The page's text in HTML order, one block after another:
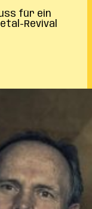
für ein
Revival